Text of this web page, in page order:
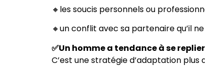
🔸les soucis personnels ou
🔸un conflit avec sa partenaire qu’il
✅Un homme a tendance à se
C’est une stratégie d’adaptation plus